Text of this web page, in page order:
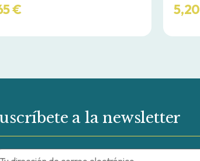
€ 5,20
a la newsletter